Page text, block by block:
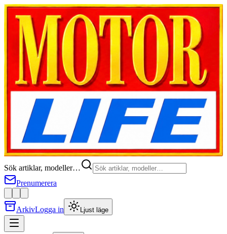
Sök artiklar, modeller…
Prenumerera
ArkivLogga in Ljust läge